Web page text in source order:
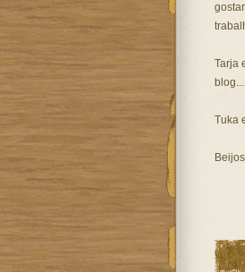
Tarja
Tuka